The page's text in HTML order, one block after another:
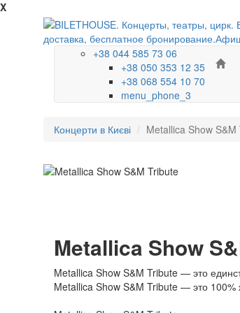
X
+38 044 585 73 06
+38 050 353 12 35
+38 068 554 10 70
menu_phone_3
Концерти в Києві Metallica Show S&M
Metallica Show
Metallica Show S&M Tribute — это
Metallica Show S&M Tribute — это 100%